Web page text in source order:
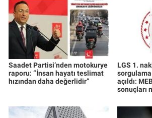
Saadet Partisi’nden motokurye
raporu: “İnsan hayatı teslimat
hızından daha değerlidir”
LGS 1.
açıldı:
sonuçları